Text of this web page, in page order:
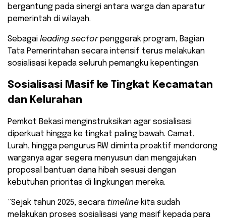
bergantung pada sinergi antara warga dan aparatur
pemerintah di wilayah.
Sebagai leading sectorpenggerak program, Bagian
Tata Pemerintahan secara intensif terus melakukan
sosialisasi kepada seluruh pemangku kepentingan.
​Sosialisasi Masif ke Tingkat Kecamatan
dan Kelurahan
​Pemkot Bekasi menginstruksikan agar sosialisasi
diperkuat hingga ke tingkat paling bawah. Camat,
Lurah, hingga pengurus RW diminta proaktif mendorong
warganya agar segera menyusun dan mengajukan
proposal bantuan dana hibah sesuai dengan
kebutuhan prioritas di lingkungan mereka.
​”Sejak tahun 2025, secara timeline kita sudah
melakukan proses sosialisasi yang masif kepada para